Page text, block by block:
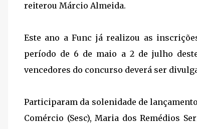
reiterou Márcio Almeida.
Este ano a Func já realizou as
período de 6 de maio a 2 de julho
vencedores do concurso deverá ser
Participaram da solenidade de
Comércio (Sesc), Maria dos Remédios